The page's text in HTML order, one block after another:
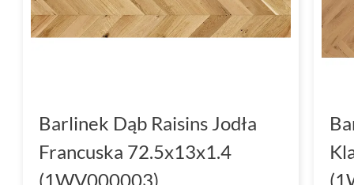
Barlinek Dąb Raisins Jodła
Francuska 72.5x13x1.4
(1WV000003)